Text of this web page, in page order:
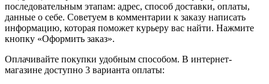
последовательным этапам: адрес, способ доставки, оплаты,
данные о себе. Советуем в комментарии к заказу написать
информацию, которая поможет курьеру вас найти. Нажмите
кнопку «Оформить заказ».
Оплачивайте покупки удобным способом. В интернет-
магазине доступно 3 варианта оплаты: